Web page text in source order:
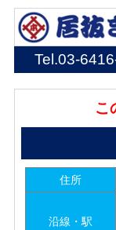
Tel.03-
こ
住所
沿線・駅